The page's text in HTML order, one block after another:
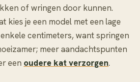
of wringen door kunnen.
kies je een model met een lage
centimeters, want springen
meer aandachtspunten
een oudere kat verzorgen.